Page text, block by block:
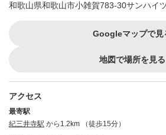
和歌山県和歌山市小雑賀783-30サンハイ
Googleマップで見
地図で場所を見る
アクセス
最寄駅
紀三井寺駅 から1.2km （徒歩15分）